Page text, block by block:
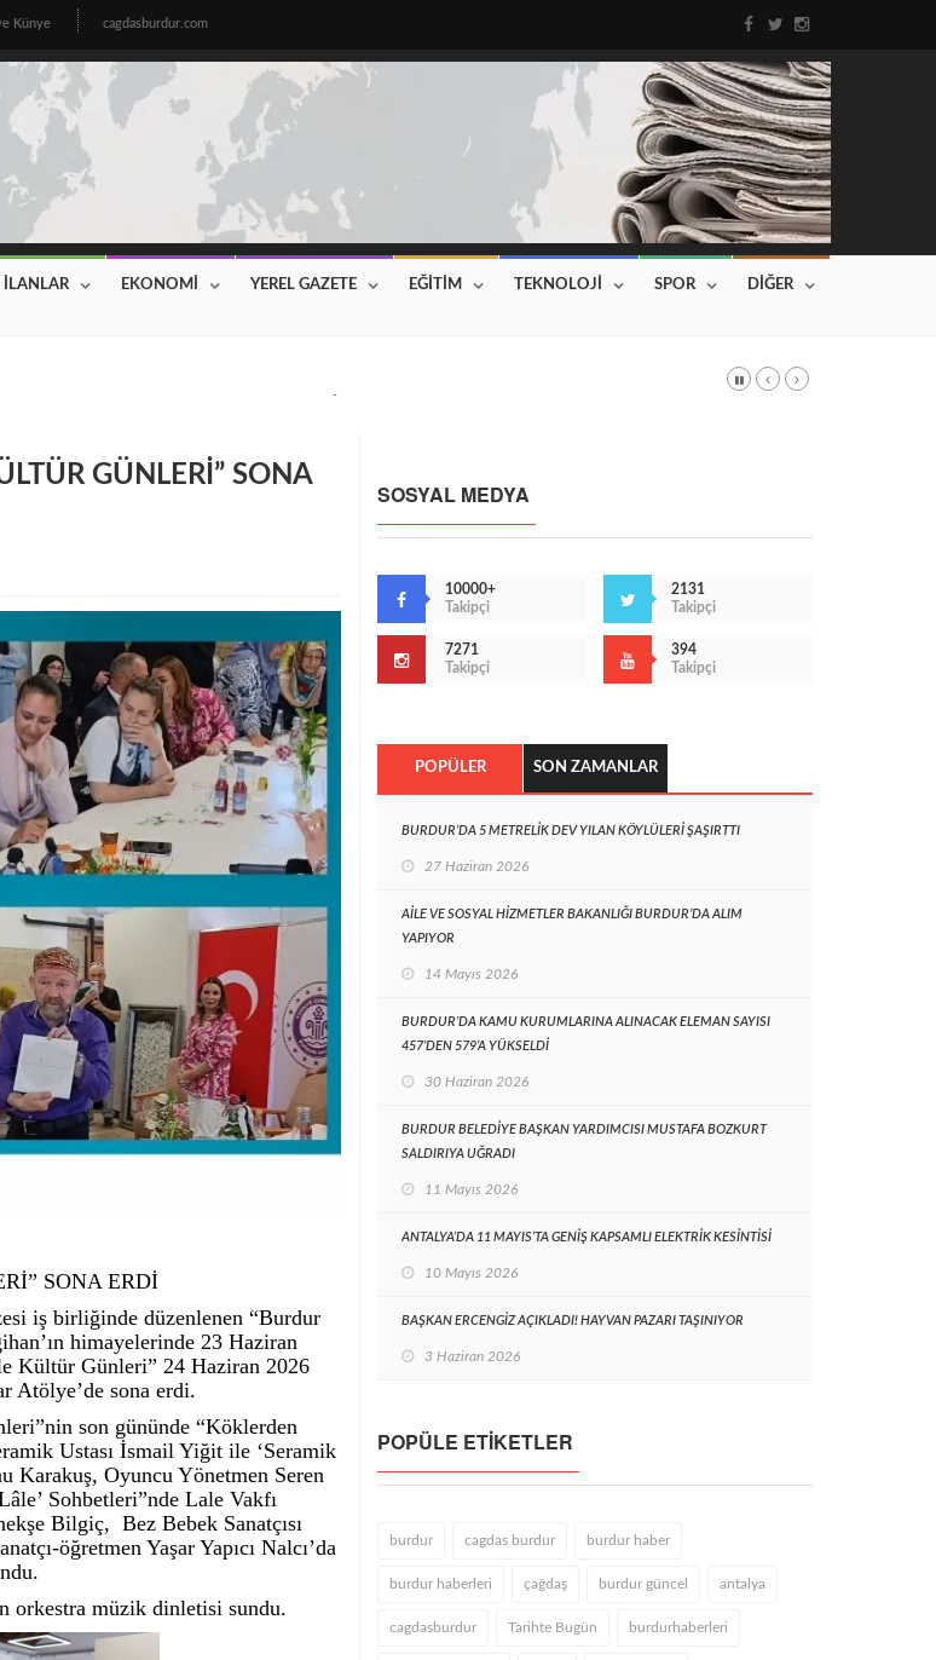
Künye cagdasburdur.com
İLANLAR EKONOMİ YEREL GAZETE EĞİTİM TEKNOLOJİ SPOR DİĞER
HABER GELDİ! 2026 YILI FİYATLAR AÇIKLANDI
GÜNLERİ” SONA
SONA ERDİ
iş birliğinde düzenlenen “Burdur
himayelerinde 23 Haziran
Kültür Günleri” 24 Haziran 2026
Atölye’de sona erdi.
son gününde “Köklerden
Ustası İsmail Yiğit ile ‘Seramik
Karakuş, Oyuncu Yönetmen Seren
Sohbetleri”nde Lale Vakfı
Bilgiç, Bez Bebek Sanatçısı
öğretmen Yaşar Yapıcı Nalcı’da
orkestra müzik dinletisi sundu.
SOSYAL MEDYA
10000+
Takipçi
2131
Takipçi
7271
Takipçi
394
Takipçi
POPÜLER SON ZAMANLAR
BURDUR’DA 5 METRELİK DEV YILAN KÖYLÜLERİ ŞAŞIRTTI
27 Haziran 2026
AİLE VE SOSYAL HİZMETLER BAKANLIĞI BURDUR’DA ALIM
YAPIYOR
14 Mayıs 2026
BURDUR’DA KAMU KURUMLARINA ALINACAK ELEMAN SAYISI
457’DEN 579’A YÜKSELDİ
30 Haziran 2026
BURDUR BELEDİYE BAŞKAN YARDIMCISI MUSTAFA BOZKURT
SALDIRIYA UĞRADI
11 Mayıs 2026
ANTALYA’DA 11 MAYIS’TA GENİŞ KAPSAMLI ELEKTRİK KESİNTİSİ
10 Mayıs 2026
BAŞKAN ERCENGİZ AÇIKLADI! HAYVAN PAZARI TAŞINIYOR
3 Haziran 2026
POPÜLE ETIKETLER
burdur cagdas burdur burdur haber
burdur haberleri çağdaş burdur güncel antalya
cagdasburdur Tarihte Bugün burdurhaberleri